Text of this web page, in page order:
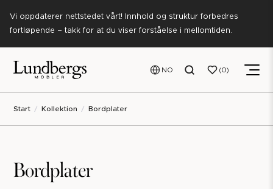
Vi oppdaterer nettstedet vårt! Innhold og struktur forbedres
fortløpende – takk for at du viser forståelse i mellomtiden.
NO 0
Start Kollektion Bordplater
Bordplater